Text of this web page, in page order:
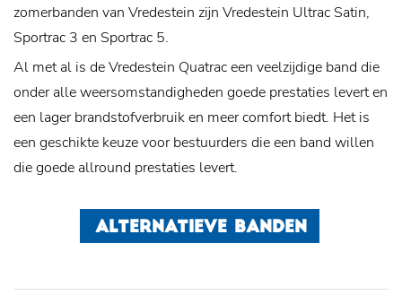
zomerbanden van Vredestein zijn Vredestein Ultrac Satin,
Sportrac 3 en Sportrac 5.
Al met al is de Vredestein Quatrac een veelzijdige band die
onder alle weersomstandigheden goede prestaties levert en
een lager brandstofverbruik en meer comfort biedt. Het is
een geschikte keuze voor bestuurders die een band willen
die goede allround prestaties levert.
ALTERNATIEVE BANDEN